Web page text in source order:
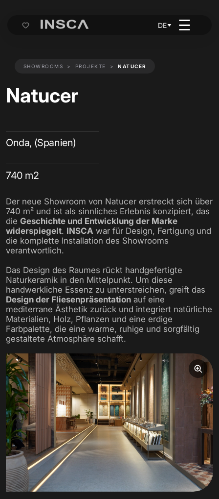
DE ☰
SHOWROOMS PROJEKTE NATUCER
Natucer
Onda, (Spanien)
740 m2
Der neue Showroom von Natucer erstreckt sich über
740 m² und ist als sinnliches Erlebnis konzipiert, das
die Geschichte und Entwicklung der Marke
widerspiegelt. INSCA war für Design, Fertigung und
die komplette Installation des Showrooms
verantwortlich.
Das Design des Raumes rückt handgefertigte
Naturkeramik in den Mittelpunkt. Um diese
handwerkliche Essenz zu unterstreichen, greift das
Design der Fliesenpräsentation auf eine
mediterrane Ästhetik zurück und integriert natürliche
Materialien, Holz, Pflanzen und eine erdige
Farbpalette, die eine warme, ruhige und sorgfältig
gestaltete Atmosphäre schafft.